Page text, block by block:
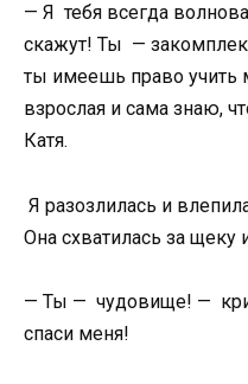
— Я тебя всегда
скажут! Ты —
ты имеешь право учить
взрослая и сама знаю,
Катя.
Я разозлилась и
Она схватилась за
— Ты — чудовище! —
спаси меня!